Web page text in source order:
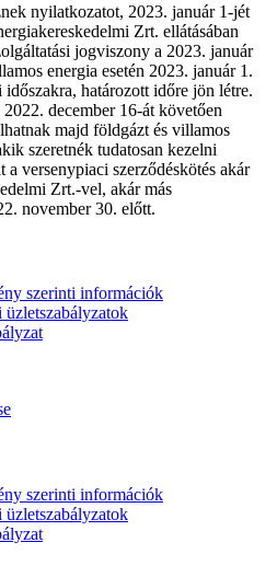
nyilatkozatot, 2023. január 1-jét
Zrt. ellátásában
jogviszony a 2023. január
energia esetén 2023. január 1.
határozott időre jön létre.
december 16-át követően
majd földgázt és villamos
szeretnék tudatosan kezelni
a versenypiaci szerződéskötés akár
Zrt.-vel, akár más
november 30. előtt.
szerinti információk
üzletszabályzatok
szerinti információk
üzletszabályzatok